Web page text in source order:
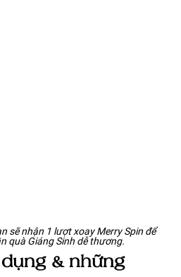
sẽ nhận 1 lượt xoay Merry Spin để
quà Giáng Sinh dễ thương.
& những